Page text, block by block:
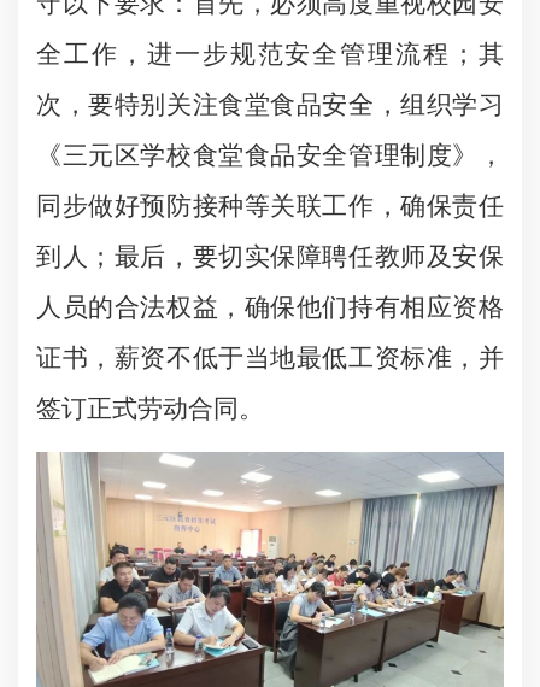
全工作，进一步规范安全管理流程；其
次，要特别关注食堂食品安全，组织学习
《三元区学校食堂食品安全管理制度》，
同步做好预防接种等关联工作，确保责任
到人；最后，要切实保障聘任教师及安保
人员的合法权益，确保他们持有相应资格
证书，薪资不低于当地最低工资标准，并
签订正式劳动合同。